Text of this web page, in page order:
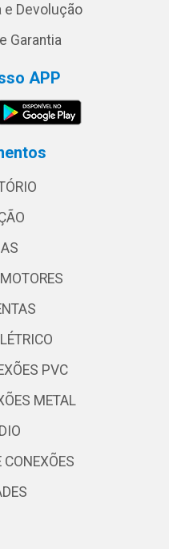
e Devolução
Garantia
APP
PVC
METAL